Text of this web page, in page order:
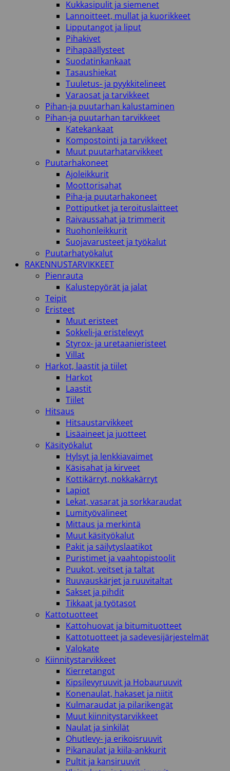
Kukkasipulit ja siemenet
Lannoitteet, mullat ja kuorikkeet
Lipputangot ja liput
Pihakivet
Pihapäällysteet
Suodatinkankaat
Tasaushiekat
Tuuletus- ja pyykkitelineet
Varaosat ja tarvikkeet
Pihan-ja puutarhan kalustaminen
Pihan-ja puutarhan tarvikkeet
Katekankaat
Kompostointi ja tarvikkeet
Muut puutarhatarvikkeet
Puutarhakoneet
Ajoleikkurit
Moottorisahat
Piha-ja puutarhakoneet
Pottiputket ja teroituslaitteet
Raivaussahat ja trimmerit
Ruohonleikkurit
Suojavarusteet ja työkalut
Puutarhatyökalut
RAKENNUSTARVIKKEET
Pienrauta
Kalustepyörät ja jalat
Teipit
Eristeet
Muut eristeet
Sokkeli-ja eristelevyt
Styrox- ja uretaanieristeet
Villat
Harkot, laastit ja tiilet
Harkot
Laastit
Tiilet
Hitsaus
Hitsaustarvikkeet
Lisäaineet ja juotteet
Käsityökalut
Hylsyt ja lenkkiavaimet
Käsisahat ja kirveet
Kottikärryt, nokkakärryt
Lapiot
Lekat, vasarat ja sorkkaraudat
Lumityövälineet
Mittaus ja merkintä
Muut käsityökalut
Pakit ja säilytyslaatikot
Puristimet ja vaahtopistoolit
Puukot, veitset ja taltat
Ruuvauskärjet ja ruuvitaltat
Sakset ja pihdit
Tikkaat ja työtasot
Kattotuotteet
Kattohuovat ja bitumituotteet
Kattotuotteet ja sadevesijärjestelmät
Valokate
Kiinnitystarvikkeet
Kierretangot
Kipsilevyruuvit ja Hobauruuvit
Konenaulat, hakaset ja niitit
Kulmaraudat ja pilarikengät
Muut kiinnitystarvikkeet
Naulat ja sinkilät
Ohutlevy- ja erikoisruuvit
Pikanaulat ja kiila-ankkurit
Pultit ja kansiruuvit